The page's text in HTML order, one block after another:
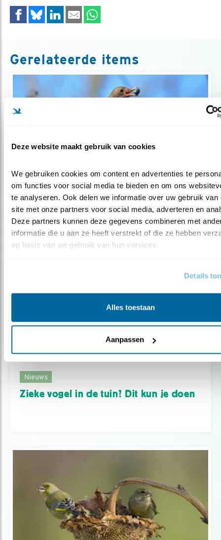
Deze website maakt gebruik van cookies
We gebruiken cookies om content en advertenties te
om functies voor social media te bieden en om ons
te analyseren. Ook delen we informatie over uw gebruik van
site met onze partners voor social media, adverteren en
Deze partners kunnen deze gegevens combineren met
informatie die u aan ze heeft verstrekt of die ze hebben
op basis van uw gebruik van hun services.
Details
Alles toestaan
Aanpassen
Gerelateerde items
Tip
6 Eersteklas klimplanten voor vogels
Nieuws
Zieke vogel in de tuin? Dit kun je doen